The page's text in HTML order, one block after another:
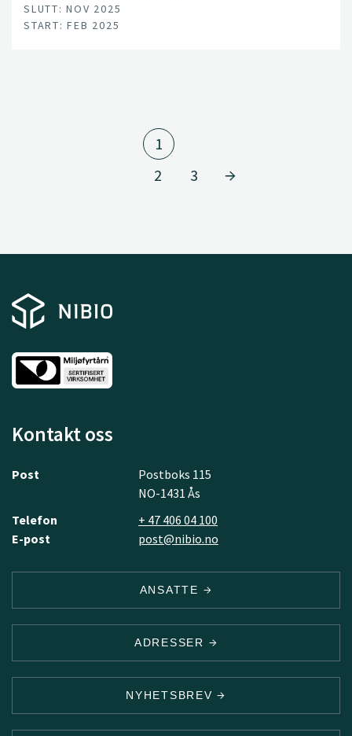
SLUTT: NOV 2025
START: FEB 2025
1
2
3
Kontakt oss
Post
Postboks 115
NO-1431 Ås
Telefon
+ 47 406 04 100
E-post
post@nibio.no
ANSATTE
ADRESSER
NYHETSBREV